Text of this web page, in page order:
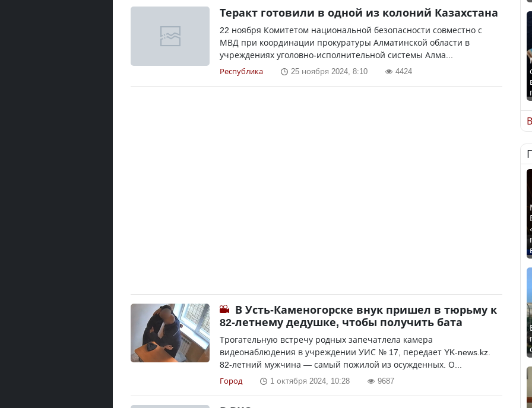
Теракт готовили в одной из колоний Казахстана
22 ноября Комитетом национальной безопасности совместно с
МВД при координации прокуратуры Алматинской области в
учреждениях уголовно-исполнительной системы Алма...
Республика 25 ноября 2024, 8:10 4424
В Усть-Каменогорске внук пришел в тюрьму к
82-летнему дедушке, чтобы получить бата
Трогательную встречу родных запечатлела камера
видеонаблюдения в учреждении УИС № 17, передает YK-news.kz.
82-летний мужчина — самый пожилой из осужденных. О...
Город 1 октября 2024, 10:28 9687